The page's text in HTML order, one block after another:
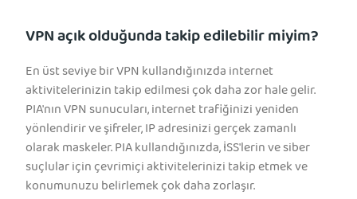
VPN açık olduğunda takip edilebilir miyim?
En üst seviye bir VPN kullandığınızda internet
aktivitelerinizin takip edilmesi çok daha zor hale gelir.
PIA'nın VPN sunucuları, internet trafiğinizi yeniden
yönlendirir ve şifreler, IP adresinizi gerçek zamanlı
olarak maskeler. PIA kullandığınızda, İSS'lerin ve siber
suçlular için çevrimiçi aktivitelerinizi takip etmek ve
konumunuzu belirlemek çok daha zorlaşır.